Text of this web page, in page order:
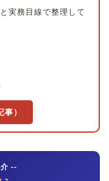
実務目線で整理して
）
--